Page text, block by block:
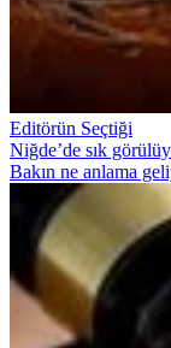
Editörün Seçtiği
Niğde’de sık
Bakın ne anlama